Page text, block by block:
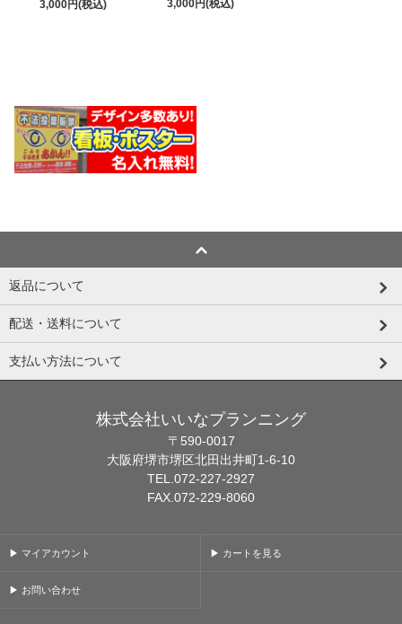
3,000円(税込)
3,000円(税込)
返品について
配送・送料について
支払い方法について
株式会社いいなプランニング
〒590-0017
大阪府堺市堺区北田出井町1-6-10
TEL.072-227-2927
FAX.072-229-8060
▶ マイアカウント ▶ カートを見る
▶ お問い合わせ